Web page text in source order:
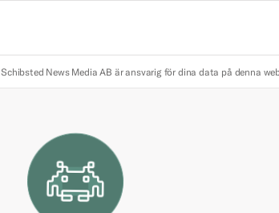
Schibsted News Media AB är ansvarig för dina data på denna